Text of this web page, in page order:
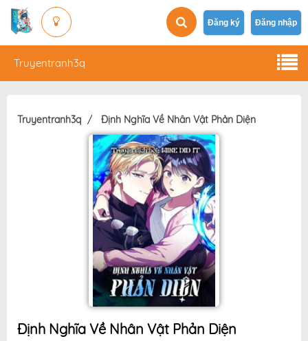
Đăng ký Đăng nhập
Truyentranh3q
Truyentranh3q Định Nghĩa Về Nhân Vật Phản Diện
Định Nghĩa Về Nhân Vật Phản Diện